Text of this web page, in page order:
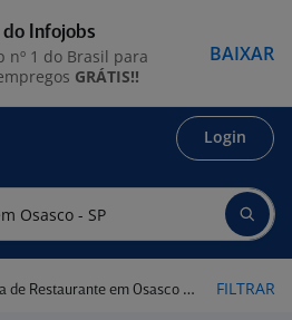
Login
Restaurante em Osasco - SP FILTRAR
Infojobs
nº 1 do Brasil para
GRÁTIS!!
BAIXAR